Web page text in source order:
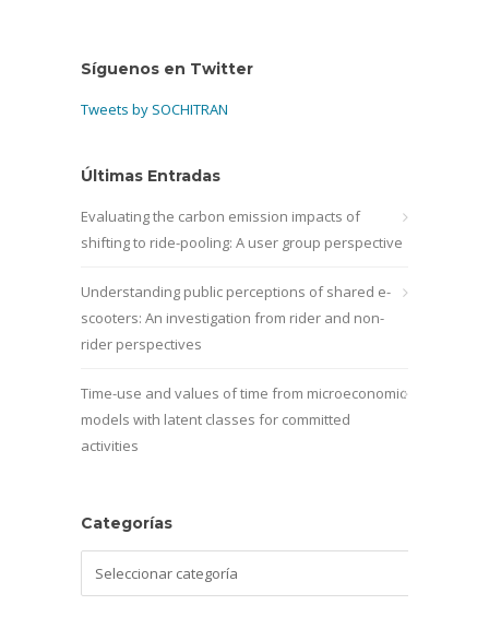
Síguenos en Twitter
Tweets by SOCHITRAN
Últimas Entradas
Evaluating the carbon emission impacts of
shifting to ride-pooling: A user group perspective
Understanding public perceptions of shared e-
scooters: An investigation from rider and non-
rider perspectives
Time-use and values of time from microeconomic
models with latent classes for committed
activities
Categorías